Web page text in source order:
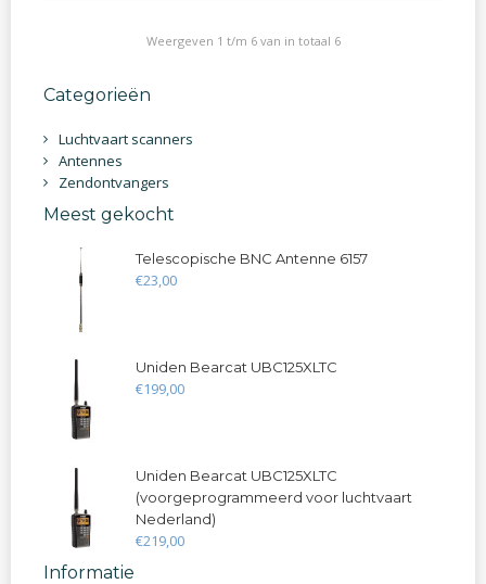
Weergeven 1 t/m 6 van in totaal 6
Categorieën
Luchtvaart scanners
Antennes
Zendontvangers
Meest gekocht
Telescopische BNC Antenne 6157
€23,00
Uniden Bearcat UBC125XLTC
€199,00
Uniden Bearcat UBC125XLTC
(voorgeprogrammeerd voor luchtvaart
Nederland)
€219,00
Informatie